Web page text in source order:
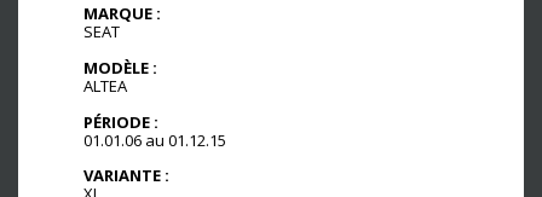
MARQUE :
SEAT
MODÈLE :
ALTEA
PÉRIODE :
01.01.06 au 01.12.15
VARIANTE :